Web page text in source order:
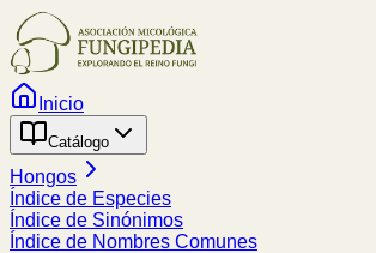
Inicio
Catálogo
Hongos
Índice de Especies
Índice de Sinónimos
Índice de Nombres Comunes